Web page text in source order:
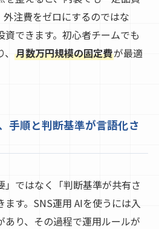
注費をゼロにするのではな
資できます。初心者チームでも
月数万円規模の固定費が最適
手順と判断基準が言語化さ
」ではなく「判断基準が共有さ
す。SNS運用 AIを使うには入
あり、その過程で運用ルールが